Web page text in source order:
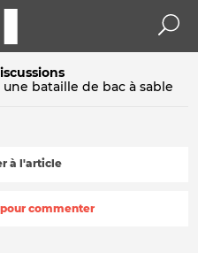
bataille de bac à sable
à l'article
commenter